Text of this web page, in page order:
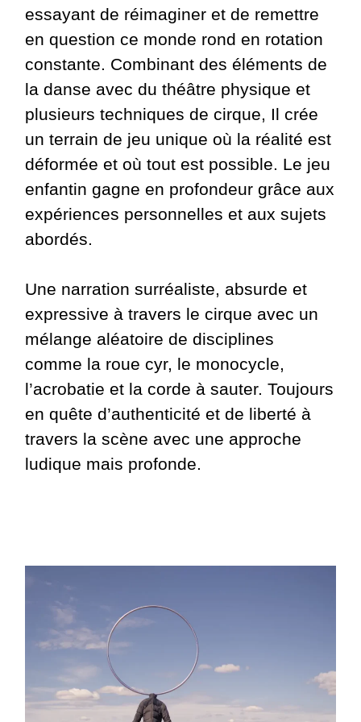
essayant de réimaginer et de remettre
en question ce monde rond en rotation
constante. Combinant des éléments de
la danse avec du théâtre physique et
plusieurs techniques de cirque, Il crée
un terrain de jeu unique où la réalité est
déformée et où tout est possible. Le jeu
enfantin gagne en profondeur grâce aux
expériences personnelles et aux sujets
abordés.
Une narration surréaliste, absurde et
expressive à travers le cirque avec un
mélange aléatoire de disciplines
comme la roue cyr, le monocycle,
l’acrobatie et la corde à sauter. Toujours
en quête d’authenticité et de liberté à
travers la scène avec une approche
ludique mais profonde.